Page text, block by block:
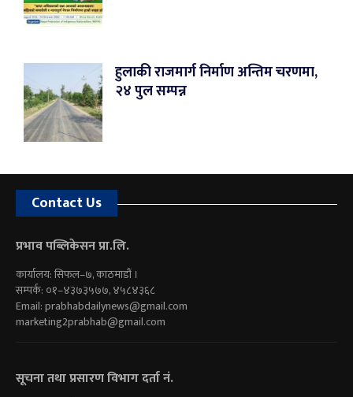
हुलाकी राजमार्ग निर्माण अन्तिम चरणमा,
२४ पुल सम्पन्न
Contact Us
प्रभाव पब्लिकेसन प्रा.लि.
कार्यालय: सिफल–७, काठमाडौं ।
सम्पर्क: ०१–४३७३५७७, ४५८४३६८
Email:prabhabdailynews@gmail.com
marketing2prabhab@gmail.com
सूचना तथा प्रसारण विभाग दर्ता नं.